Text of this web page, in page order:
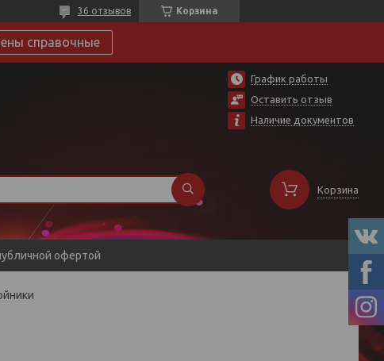
Корзина
36 отзывов
справочные
График работы
Оставить отзыв
Наличие документов
Корзина
офертой